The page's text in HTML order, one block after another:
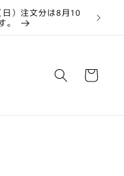
）注文分は8月10
📢 6/1
ー